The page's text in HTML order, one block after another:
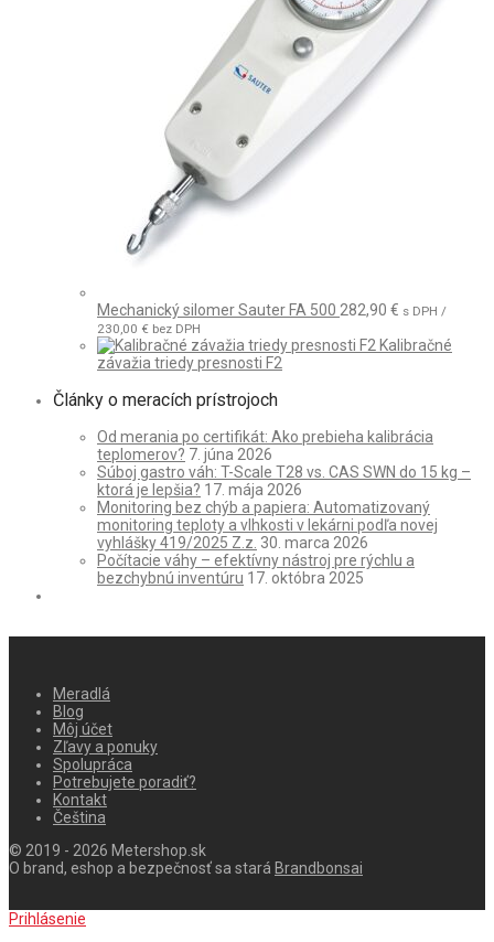
Mechanický silomer Sauter FA 500 282,90 € s DPH /
230,00 € bez DPH
Kalibračné
závažia triedy presnosti F2
Články o meracích prístrojoch
Od merania po certifikát: Ako prebieha kalibrácia
teplomerov? 7. júna 2026
Súboj gastro váh: T-Scale T28 vs. CAS SWN do 15 kg –
ktorá je lepšia? 17. mája 2026
Monitoring bez chýb a papiera: Automatizovaný
monitoring teploty a vlhkosti v lekárni podľa novej
vyhlášky 419/2025 Z.z. 30. marca 2026
Počítacie váhy – efektívny nástroj pre rýchlu a
bezchybnú inventúru 17. októbra 2025
Meradlá
Blog
Môj účet
Zľavy a ponuky
Spolupráca
Potrebujete poradiť?
Kontakt
Čeština
© 2019 - 2026 Metershop.sk
O brand, eshop a bezpečnosť sa stará Brandbonsai
Prihlásenie